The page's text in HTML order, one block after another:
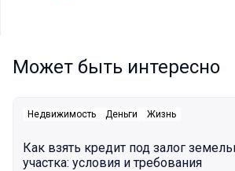
Может быть интересно
Недвижимость Деньги Жизнь
Как взять кредит под залог
участка: условия и требования